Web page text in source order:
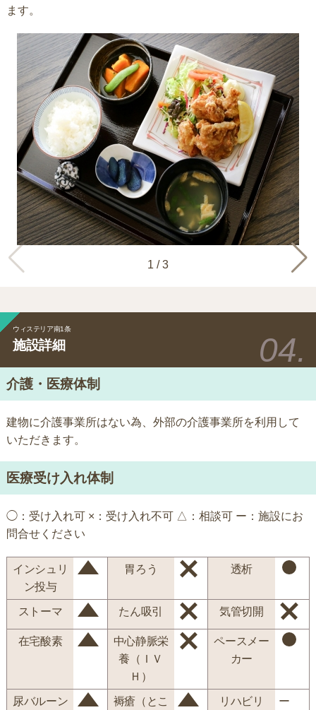
ます。
1 /3
ウィステリア南1条
施設詳細
介護・医療体制
建物に介護事業所はない為、外部の介護事業所を利用して
いただきます。
医療受け入れ体制
◯：受け入れ可 ×：受け入れ不可 △：相談可 ー：施設にお
問合せください
インシュリ
ン投与
胃ろう 透析
ストーマ たん吸引 気管切開
在宅酸素
中心静脈栄
養（ＩＶ
Ｈ）
ペースメー
カー
尿バルーン
褥瘡（とこ
リハビリ ー